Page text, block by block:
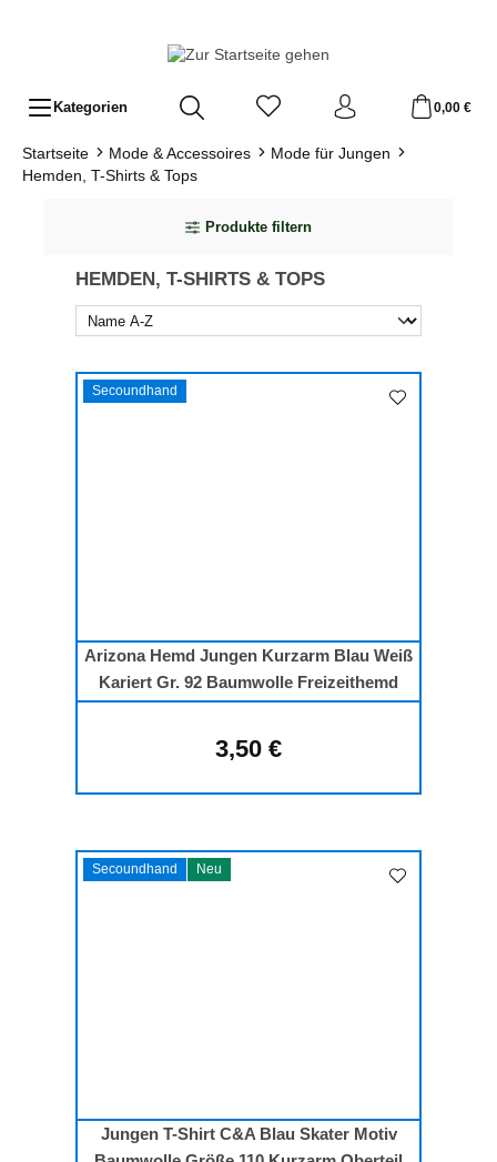
Kategorien 0,00 €
Startseite Mode & Accessoires
Mode für Jungen
Hemden, T-Shirts & Tops
Produkte filtern
HEMDEN, T-SHIRTS & TOPS
Secoundhand
Arizona Hemd Jungen Kurzarm Blau Weiß
Kariert Gr. 92 Baumwolle Freizeithemd
Regulärer Preis:
3,50 €
Secoundhand Neu
Jungen T-Shirt C&A Blau Skater Motiv